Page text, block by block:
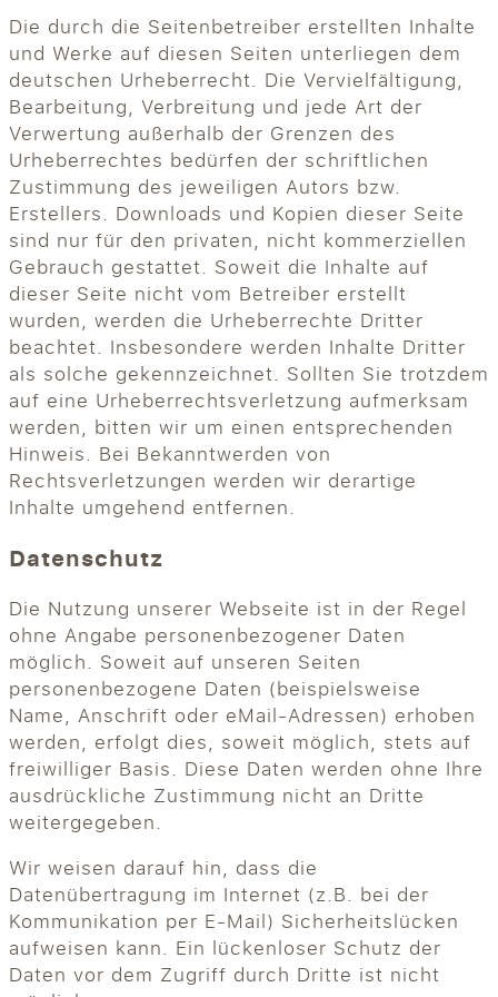
Die durch die Seitenbetreiber erstellten Inhalte
und Werke auf diesen Seiten unterliegen dem
deutschen Urheberrecht. Die Vervielfältigung,
Bearbeitung, Verbreitung und jede Art der
Verwertung außerhalb der Grenzen des
Urheberrechtes bedürfen der schriftlichen
Zustimmung des jeweiligen Autors bzw.
Erstellers. Downloads und Kopien dieser Seite
sind nur für den privaten, nicht kommerziellen
Gebrauch gestattet. Soweit die Inhalte auf
dieser Seite nicht vom Betreiber erstellt
wurden, werden die Urheberrechte Dritter
beachtet. Insbesondere werden Inhalte Dritter
als solche gekennzeichnet. Sollten Sie trotzdem
auf eine Urheberrechtsverletzung aufmerksam
werden, bitten wir um einen entsprechenden
Hinweis. Bei Bekanntwerden von
Rechtsverletzungen werden wir derartige
Inhalte umgehend entfernen.
Datenschutz
Die Nutzung unserer Webseite ist in der Regel
ohne Angabe personenbezogener Daten
möglich. Soweit auf unseren Seiten
personenbezogene Daten (beispielsweise
Name, Anschrift oder eMail-Adressen) erhoben
werden, erfolgt dies, soweit möglich, stets auf
freiwilliger Basis. Diese Daten werden ohne Ihre
ausdrückliche Zustimmung nicht an Dritte
weitergegeben.
Wir weisen darauf hin, dass die
Datenübertragung im Internet (z.B. bei der
Kommunikation per E-Mail) Sicherheitslücken
aufweisen kann. Ein lückenloser Schutz der
Daten vor dem Zugriff durch Dritte ist nicht